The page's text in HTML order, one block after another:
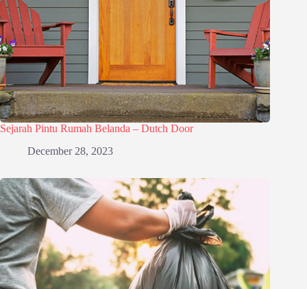
Sejarah Pintu Rumah Belanda – Dutch Door
December 28, 2023